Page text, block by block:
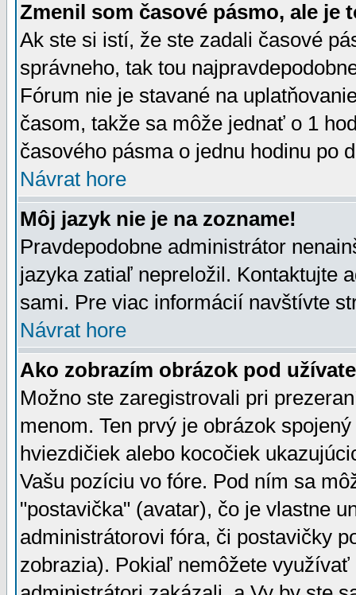
Zmenil som časové pásmo, ale je
Ak ste si istí, že ste zadali časové
správneho, tak tou
Fórum nie je stavané na
časom, takže sa môže jednať o 1
časového pásma o jednu hodinu po
Návrat hore
Môj jazyk nie je na zozname!
Pravdepodobne administrátor
jazyka zatiaľ nepreložil. Kontaktujte
sami. Pre viac informácií navštívte
Návrat hore
Ako zobrazím obrázok pod
Možno ste zaregistrovali pri
menom. Ten prvý je obrázok
hviezdičiek alebo kocočiek
Vašu pozíciu vo fóre. Pod ním sa
"postavička" (avatar), čo je vlastne
administrátorovi fóra, či postavičky
zobrazia). Pokiaľ nemôžete